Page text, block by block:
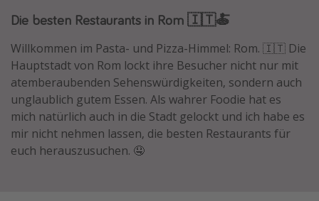
St. Lucia Urlaub
Kefalonia Urlaub
Krabi Urlaub
Tulum Urlaub
Sri Lanka Rundreise
Japan Rundreise
Die besten Restaurants in Rom 🇮🇹🍝
Willkommen im Pasta- und Pizza-Himmel: Rom. 🇮🇹 Die
Hauptstadt von Rom lockt ihre Besucher nicht nur mit
atemberaubenden Sehenswürdigkeiten, sondern auch
unglaublich gutem Essen. Als wahrer Foodie hat es
mich natürlich auch in die Stadt gelockt und ich habe es
mir nicht nehmen lassen, die besten Restaurants für
euch herauszusuchen. 🤤